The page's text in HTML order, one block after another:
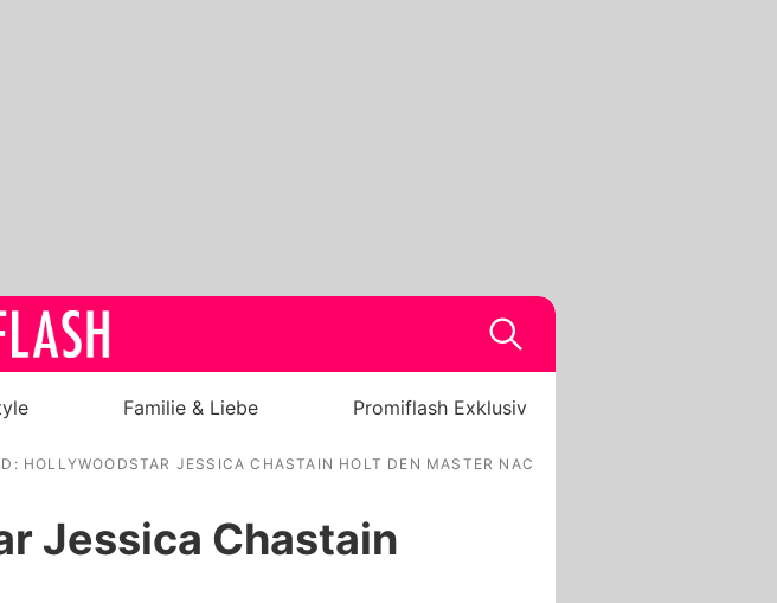
Familie & Liebe Promiflash Exklusiv
HOLLYWOODSTAR JESSICA CHASTAIN HOLT DEN MASTER NACH
Jessica Chastain